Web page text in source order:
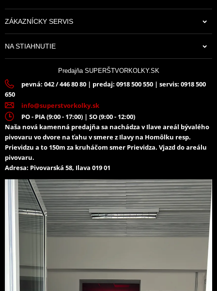
ZÁKAZNÍCKY SERVIS
NA STIAHNUTIE
Predajňa SUPERŠTVORKOLKY.SK
pevná: 042 / 446 80 80 | predaj: 0918 500 550 | servis: 0918 500
650
info@superstvorkolky.sk
PO - PIA (9:00 - 17:00) | SO (9:00 - 12:00)
Naša nová kamenná predajňa sa nachádza v Ilave areál bývalého
pivovaru vo dvore na ťahu v smere z Ilavy na Homôlku resp.
Prievidzu a to 150m za kruháčom smer Prievidza. Vjazd do areálu
pivovaru.
Adresa: Pivovarská 58, Ilava 019 01